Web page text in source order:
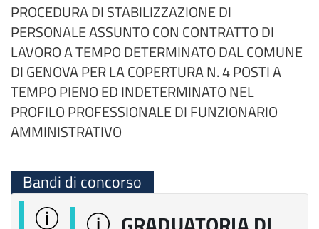
PROCEDURA DI STABILIZZAZIONE DI
PERSONALE ASSUNTO CON CONTRATTO DI
LAVORO A TEMPO DETERMINATO DAL COMUNE
DI GENOVA PER LA COPERTURA N. 4 POSTI A
TEMPO PIENO ED INDETERMINATO NEL
PROFILO PROFESSIONALE DI FUNZIONARIO
AMMINISTRATIVO
Bandi di concorso